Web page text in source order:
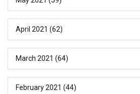
April 2021 (62)
March 2021 (64)
February 2021 (44)